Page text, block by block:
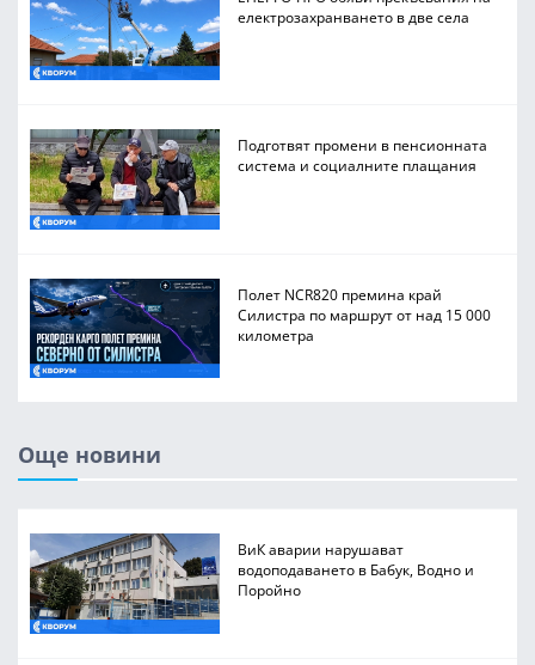
електрозахранването в две села
Подготвят промени в пенсионната
система и социалните плащания
Полет NCR820 премина край
Силистра по маршрут от над 15 000
километра
Още новини
ВиК аварии нарушават
водоподаването в Бабук, Водно и
Поройно